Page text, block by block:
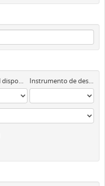
Objeto digital disponibles Instrumento de descripción